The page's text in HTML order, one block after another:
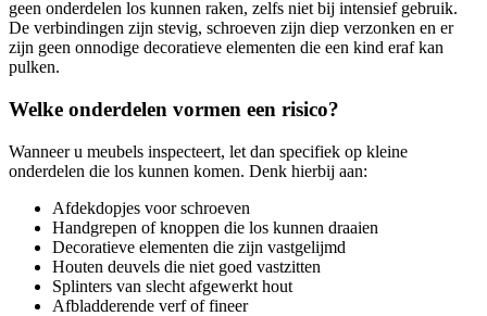
geen onderdelen los kunnen raken, zelfs niet bij intensief gebruik.
De verbindingen zijn stevig, schroeven zijn diep verzonken en er
zijn geen onnodige decoratieve elementen die een kind eraf kan
pulken.
Welke onderdelen vormen een risico?
Wanneer u meubels inspecteert, let dan specifiek op kleine
onderdelen die los kunnen komen. Denk hierbij aan:
Afdekdopjes voor schroeven
Handgrepen of knoppen die los kunnen draaien
Decoratieve elementen die zijn vastgelijmd
Houten deuvels die niet goed vastzitten
Splinters van slecht afgewerkt hout
Afbladderende verf of fineer